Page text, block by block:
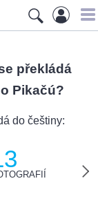
překládá
Pikačú?